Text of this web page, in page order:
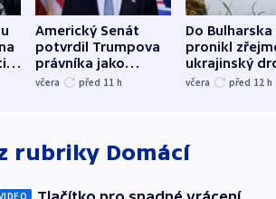
i
Americký Senát
potvrdil Trumpova
právníka jako
ministra
včera před 11 h
Do Bulharska
pronikl
ukrajinský
explodoval
včera před 12 h
rubriky Domácí